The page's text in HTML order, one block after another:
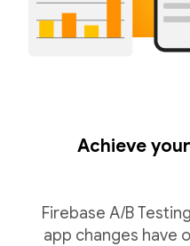
Achieve
Firebase A/B
app changes have